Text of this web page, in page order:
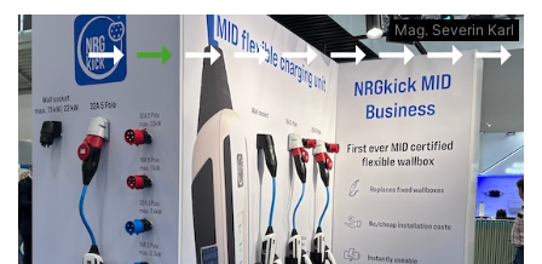
Mag. Severin Karl